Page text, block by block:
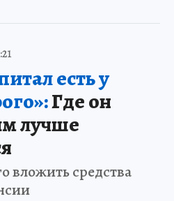
есть у
Где он
лучше
вложить средства